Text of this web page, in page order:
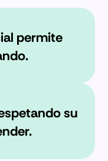
permite
su